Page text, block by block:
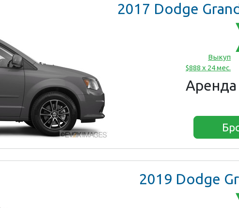
2017 Dodge
Выкуп
$888 x 24 мес.
Аренда
2019 Dodge